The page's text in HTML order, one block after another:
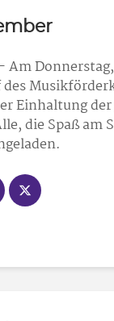
Am
Einhaltung
die Spaß am